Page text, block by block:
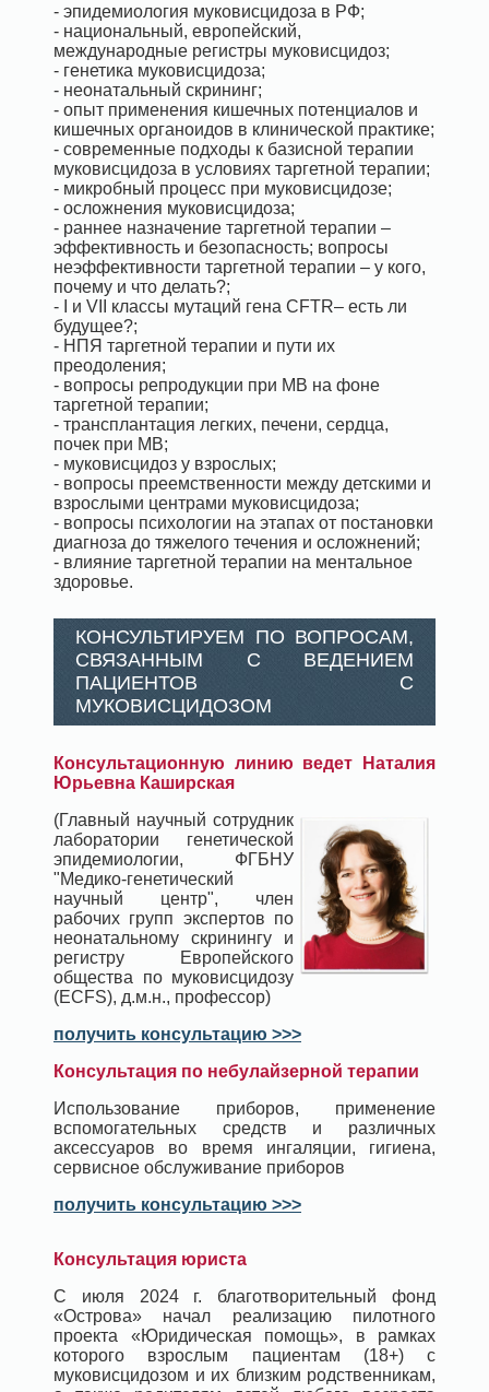
- эпидемиология муковисцидоза в РФ;
- национальный, европейский,
международные регистры муковисцидоз;
- генетика муковисцидоза;
- неонатальный скрининг;
- опыт применения кишечных потенциалов и
кишечных органоидов в клинической практике;
- современные подходы к базисной терапии
муковисцидоза в условиях таргетной терапии;
- микробный процесс при муковисцидозе;
- осложнения муковисцидоза;
- раннее назначение таргетной терапии –
эффективность и безопасность; вопросы
неэффективности таргетной терапии – у кого,
почему и что делать?;
- I и VII классы мутаций гена СFTR– есть ли
будущее?;
- НПЯ таргетной терапии и пути их
преодоления;
- вопросы репродукции при МВ на фоне
таргетной терапии;
- трансплантация легких, печени, сердца,
почек при МВ;
- муковисцидоз у взрослых;
- вопросы преемственности между детскими и
взрослыми центрами муковисцидоза;
- вопросы психологии на этапах от постановки
диагноза до тяжелого течения и осложнений;
- влияние таргетной терапии на ментальное
здоровье.
КОНСУЛЬТИРУЕМ ПО ВОПРОСАМ,
СВЯЗАННЫМ С ВЕДЕНИЕМ
ПАЦИЕНТОВ С
МУКОВИСЦИДОЗОМ
Консультационную линию ведет Наталия
Юрьевна Каширская
(Главный научный сотрудник
лаборатории генетической
эпидемиологии, ФГБНУ
"Медико-генетический
научный центр", член
рабочих групп экспертов по
неонатальному скринингу и
регистру Европейского
общества по муковисцидозу
(ECFS), д.м.н., профессор)
получить консультацию >>>
Консультация по небулайзерной терапии
Использование приборов, применение
вспомогательных средств и различных
аксессуаров во время ингаляции, гигиена,
сервисное обслуживание приборов
получить консультацию >>>
Консультация юриста
С июля 2024 г. благотворительный фонд
«Острова» начал реализацию пилотного
проекта «Юридическая помощь», в рамках
которого взрослым пациентам (18+) с
муковисцидозом и их близким родственникам,